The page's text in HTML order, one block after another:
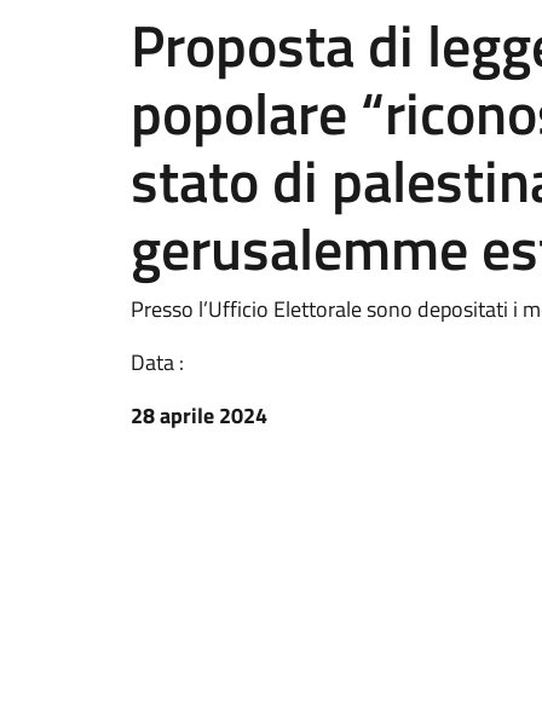
Proposta di
popolare
stato di
gerusalemme
Presso l’Ufficio Elettorale sono depositati i
Data :
28 aprile 2024